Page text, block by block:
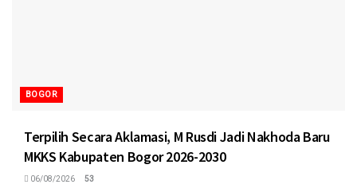
BOGOR
Terpilih Secara Aklamasi, M Rusdi Jadi Nakhoda Baru
MKKS Kabupaten Bogor 2026-2030
06/08/2026 53